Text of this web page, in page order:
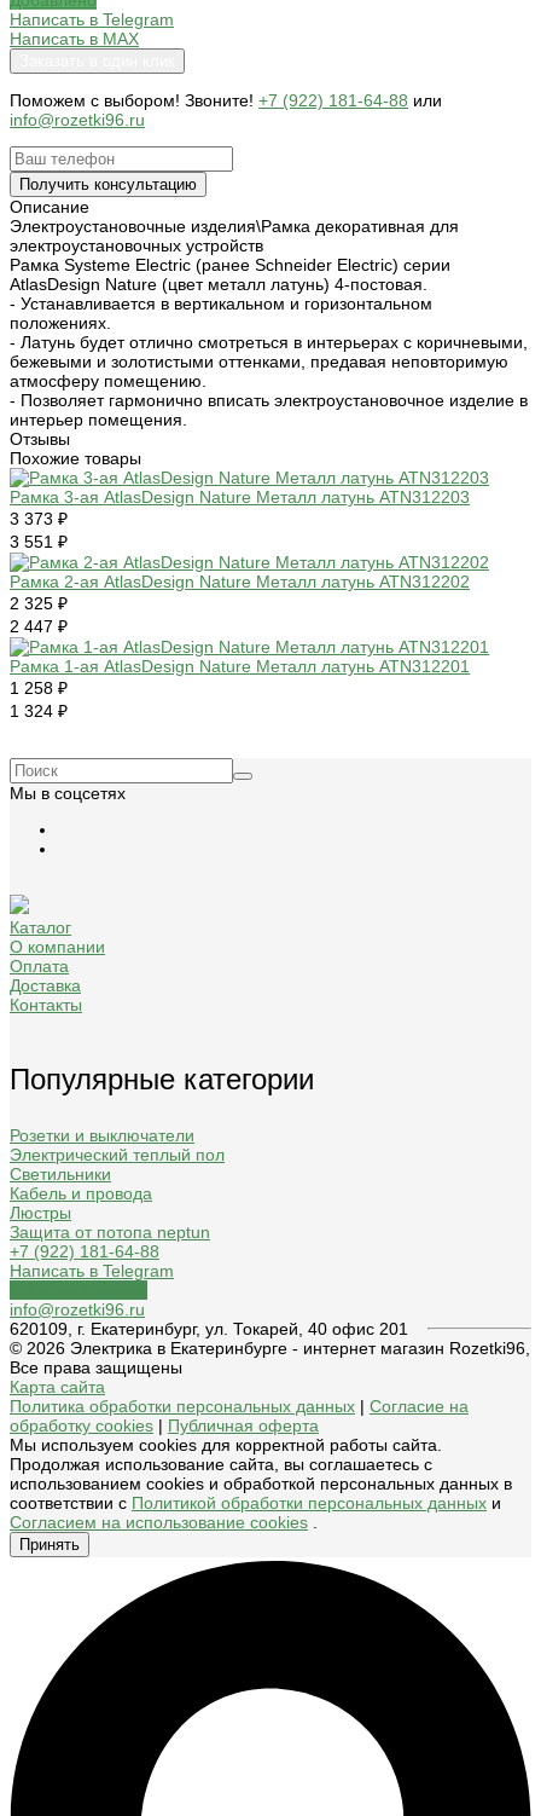
Написать в Telegram
Написать в MAX
Поможем c выбором! Звоните! +7 (922) 181-64-88 или
info@rozetki96.ru
Получить консультацию
Описание
Электроустановочные изделия\Рамка декоративная для
электроустановочных устройств
Рамка Systeme Electric (ранее Schneider Electric) серии
AtlasDesign Nature (цвет металл латунь) 4-постовая.
- Устанавливается в вертикальном и горизонтальном
положениях.
- Латунь будет отлично смотреться в интерьерах с коричневыми,
бежевыми и золотистыми оттенками, предавая неповторимую
атмосферу помещению.
- Позволяет гармонично вписать электроустановочное изделие в
интерьер помещения.
Отзывы
Похожие товары
Рамка 3-ая AtlasDesign Nature Металл латунь ATN312203
3 373 ₽
3 551 ₽
Рамка 2-ая AtlasDesign Nature Металл латунь ATN312202
2 325 ₽
2 447 ₽
Рамка 1-ая AtlasDesign Nature Металл латунь ATN312201
1 258 ₽
1 324 ₽
Мы в соцсетях
Каталог
О компании
Оплата
Доставка
Контакты
Популярные категории
Розетки и выключатели
Электрический теплый пол
Светильники
Кабель и провода
Люстры
Защита от потопа neptun
+7 (922) 181-64-88
Написать в Telegram
info@rozetki96.ru
620109, г. Екатеринбург, ул. Токарей, 40 офис 201
© 2026 Электрика в Екатеринбурге - интернет магазин Rozetki96,
Все права защищены
Карта сайта
Политика обработки персональных данных | Согласие на
обработку cookies | Публичная оферта
Мы используем cookies для корректной работы сайта.
Продолжая использование сайта, вы соглашаетесь с
использованием cookies и обработкой персональных данных в
соответствии с Политикой обработки персональных данных и
Согласием на использование cookies .
Принять